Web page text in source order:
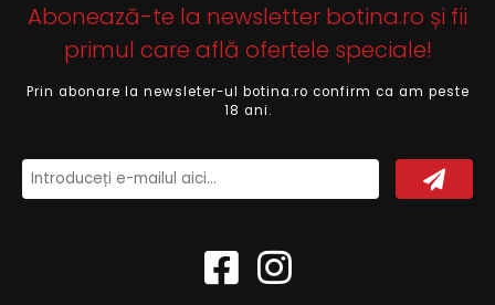
Abonează-te la newsletter botina.ro și fii
primul care află ofertele speciale!
Prin abonare la newsleter-ul botina.ro confirm ca am peste
18 ani.